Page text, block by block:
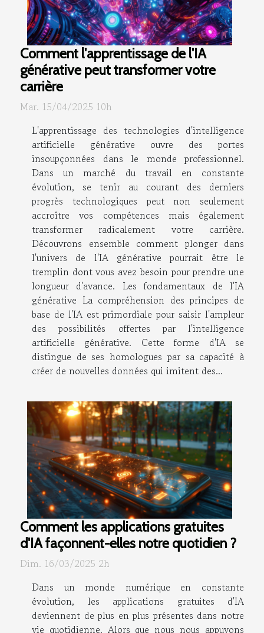
Comment l'apprentissage de l'IA
générative peut transformer votre
carrière
Mar. 15/04/2025 10h
L'apprentissage des technologies d'intelligence
artificielle générative ouvre des portes
insoupçonnées dans le monde professionnel.
Dans un marché du travail en constante
évolution, se tenir au courant des derniers
progrès technologiques peut non seulement
accroître vos compétences mais également
transformer radicalement votre carrière.
Découvrons ensemble comment plonger dans
l'univers de l'IA générative pourrait être le
tremplin dont vous avez besoin pour prendre une
longueur d'avance. Les fondamentaux de l'IA
générative La compréhension des principes de
base de l'IA est primordiale pour saisir l'ampleur
des possibilités offertes par l'intelligence
artificielle générative. Cette forme d'IA se
distingue de ses homologues par sa capacité à
créer de nouvelles données qui imitent des...
Comment les applications gratuites
d'IA façonnent-elles notre quotidien ?
Dim. 16/03/2025 2h
Dans un monde numérique en constante
évolution, les applications gratuites d'IA
deviennent de plus en plus présentes dans notre
vie quotidienne. Alors que nous nous appuyons